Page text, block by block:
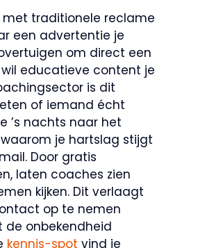
met traditionele reclame
een advertentie je
om direct een
educatieve content je
is dit
of iemand écht
’s nachts naar het
je hartslag stijgt
Door gratis
laten coaches zien
kijken. Dit verlaagt
op te nemen
de onbekendheid
kennis-spot vind je